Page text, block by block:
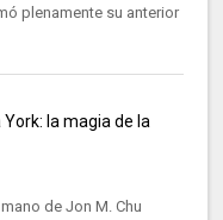
plenamente su anterior
York: la magia de la
de Jon M. Chu